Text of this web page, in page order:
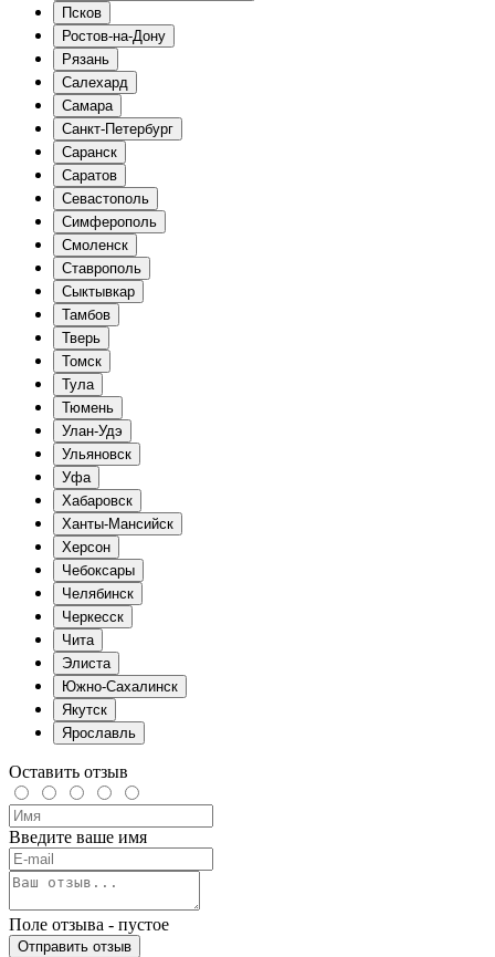
Псков
Ростов-на-Дону
Рязань
Салехард
Самара
Санкт-Петербург
Саранск
Саратов
Севастополь
Симферополь
Смоленск
Ставрополь
Сыктывкар
Тамбов
Тверь
Томск
Тула
Тюмень
Улан-Удэ
Ульяновск
Уфа
Хабаровск
Ханты-Мансийск
Херсон
Чебоксары
Челябинск
Черкесск
Чита
Элиста
Южно-Сахалинск
Якутск
Ярославль
Оставить отзыв
Введите ваше имя
Поле отзыва - пустое
Отправить отзыв